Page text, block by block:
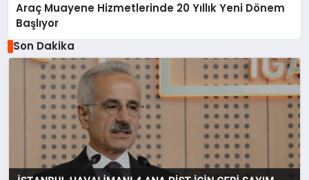
Araç Muayene Hizmetlerinde 20 Yıllık Yeni Dönem
Başlıyor
Son Dakika